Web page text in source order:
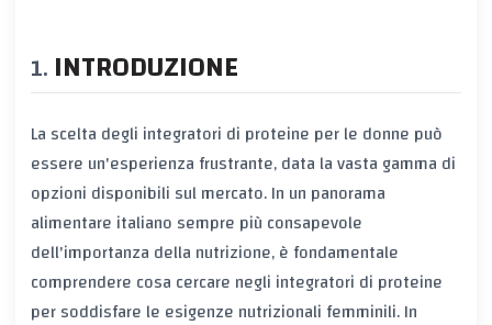
INTRODUZIONE
La scelta degli integratori di proteine per le donne può
essere un'esperienza frustrante, data la vasta gamma di
opzioni disponibili sul mercato. In un panorama
alimentare italiano sempre più consapevole
dell'importanza della nutrizione, è fondamentale
comprendere cosa cercare negli integratori di proteine
per soddisfare le esigenze nutrizionali femminili. In